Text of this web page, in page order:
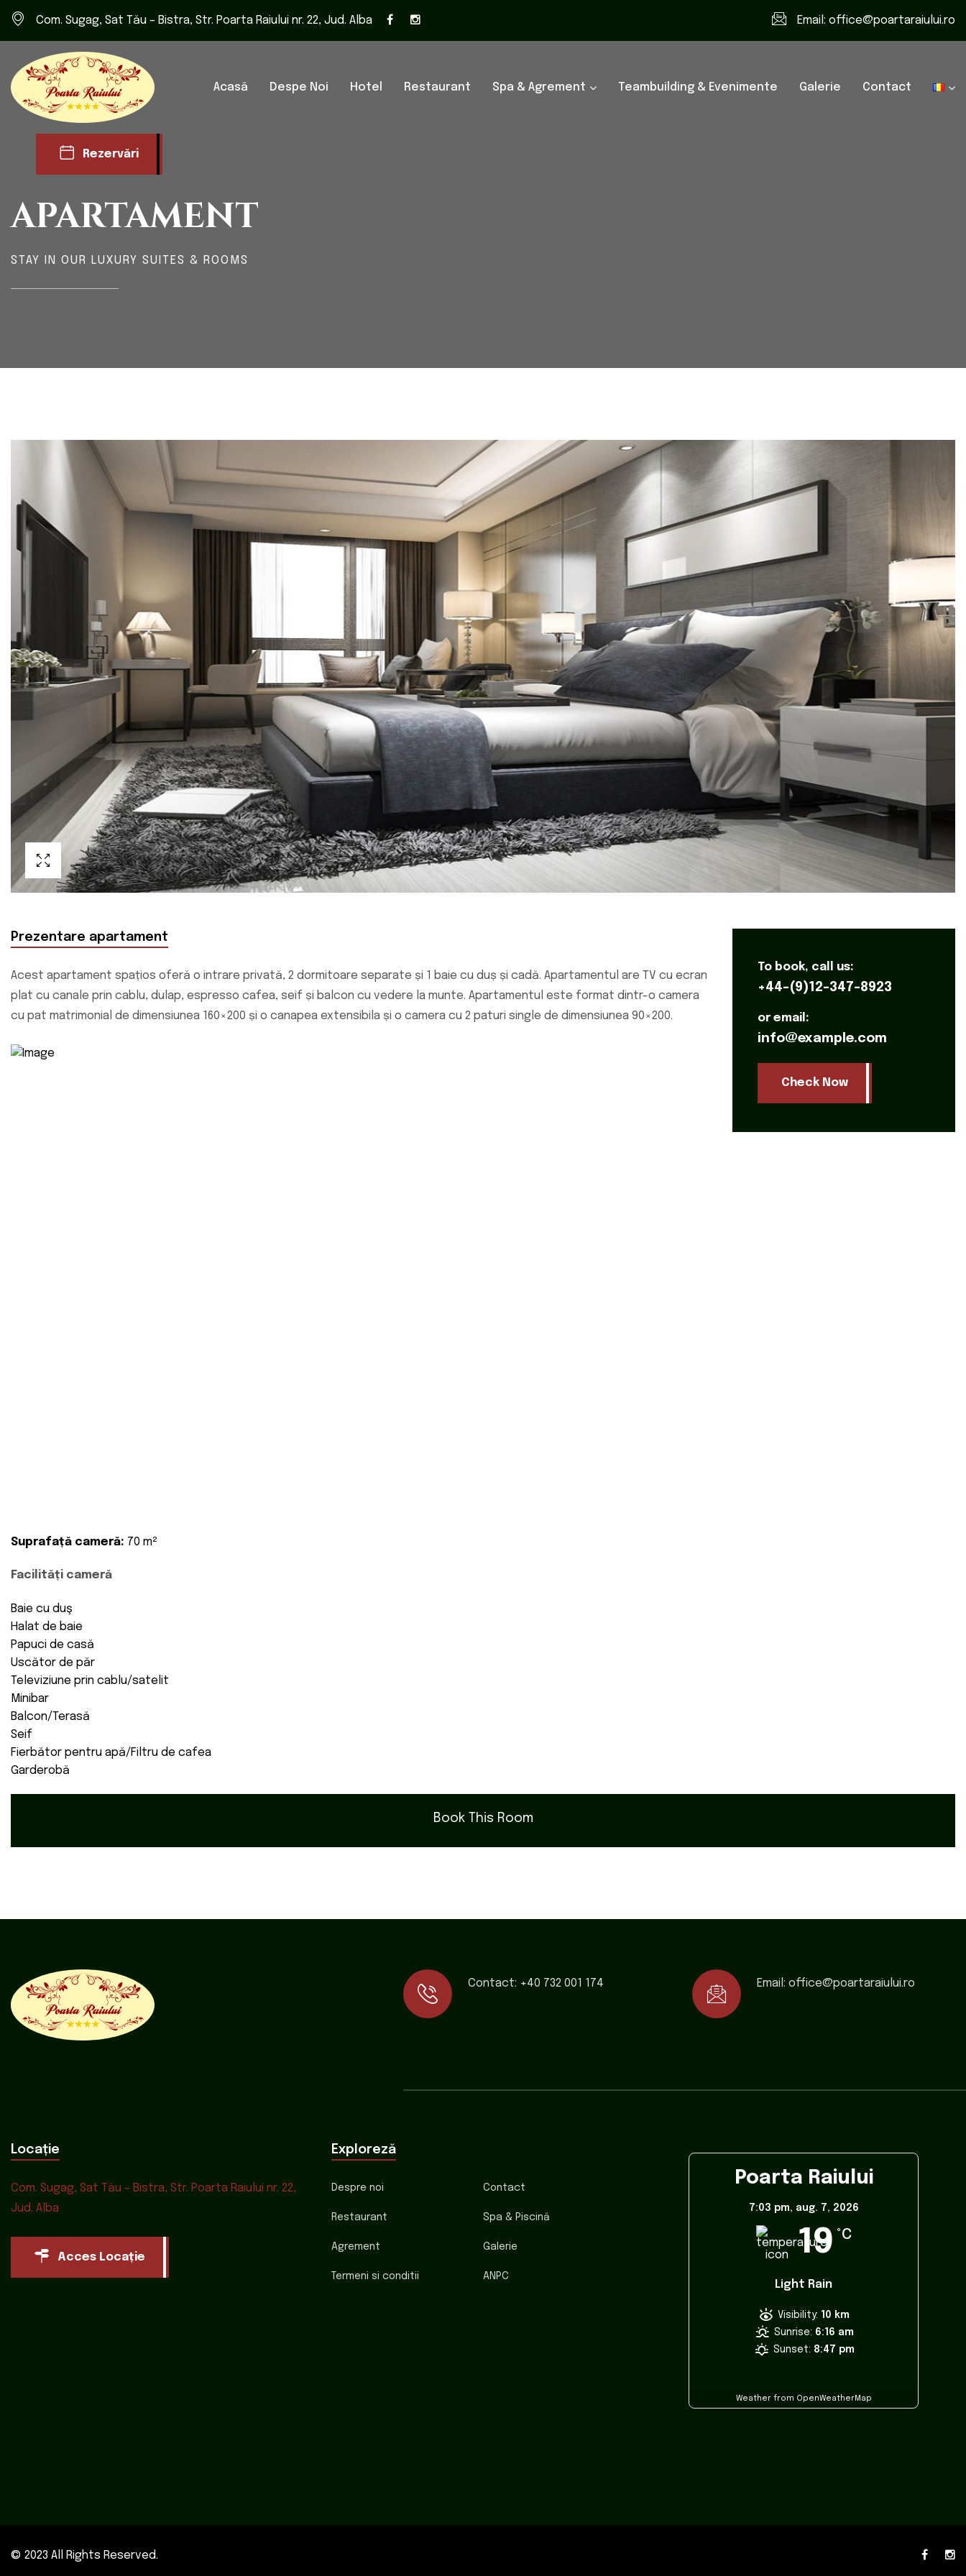
Com. Sugag, Sat Tău – Bistra, Str. Poarta Raiului nr. 22, Jud. Alba Email: office@poartaraiului.ro
Acasă Despe Noi Hotel Restaurant Spa & Agrement Teambuilding & Evenimente Galerie Contact
Rezervări
APARTAMENT
STAY IN OUR LUXURY SUITES & ROOMS
Prezentare apartament
Acest apartament spațios oferă o intrare privată, 2 dormitoare separate și 1 baie cu duș și cadă. Apartamentul are TV cu ecran
plat cu canale prin cablu, dulap, espresso cafea, seif și balcon cu vedere la munte. Apartamentul este format dintr-o camera
cu pat matrimonial de dimensiunea 160×200 și o canapea extensibila și o camera cu 2 paturi single de dimensiunea 90×200.
Suprafață cameră: 70 m²
Facilități cameră
Baie cu duş
Halat de baie
Papuci de casă
Uscător de păr
Televiziune prin cablu/satelit
Minibar
Balcon/Terasă
Seif
Fierbător pentru apă/Filtru de cafea
Garderobă
To book, call us:
+44-(9)12-347-8923
or email:
info@example.com
Check Now
Book This Room
Contact: +40 732 001 174 Email: office@poartaraiului.ro
Locație
Com. Sugag, Sat Tău – Bistra, Str. Poarta Raiului nr. 22,
Jud. Alba
Acces Locație
Exploreză
Despre noi Contact
Restaurant Spa & Piscină
Agrement Galerie
Termeni si conditii ANPC
Poarta Raiului
7:03 pm, aug. 7, 2026
19 °C
Light Rain
Visibility: 10 km
Sunrise: 6:16 am
Sunset: 8:47 pm
Weather from OpenWeatherMap
© 2023 All Rights Reserved.